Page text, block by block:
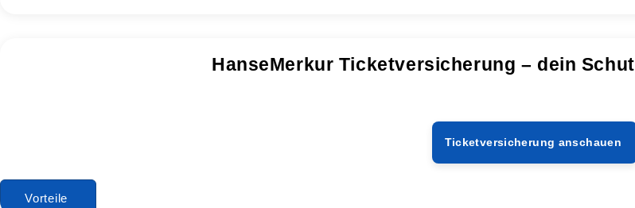
HanseMerkur Ticketversicherung – dein
Ticketversicherung anschauen
Vorteile